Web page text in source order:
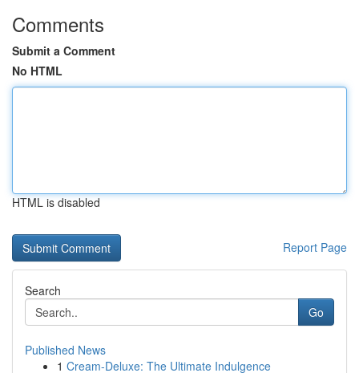
Comments
Submit a Comment
No HTML
HTML is disabled
Report Page
Search
Go
Published News
1 Cream-Deluxe: The Ultimate Indulgence